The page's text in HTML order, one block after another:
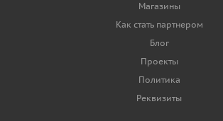
Магазины
Как стать партнером
Блог
Проекты
Политика
Реквизиты